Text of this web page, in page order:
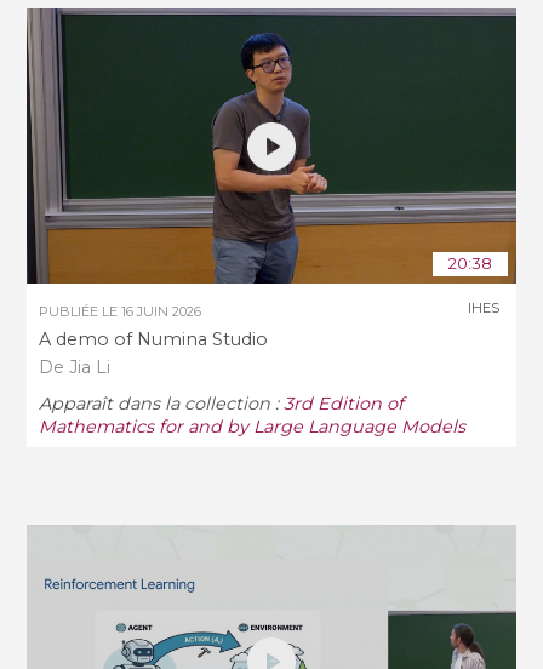
20:38
PUBLIÉE LE16 JUIN 2026
A demo of Numina Studio
De Jia Li
IHES
Apparaît dans la collection :3rd Edition of
Mathematics for and by Large Language Models